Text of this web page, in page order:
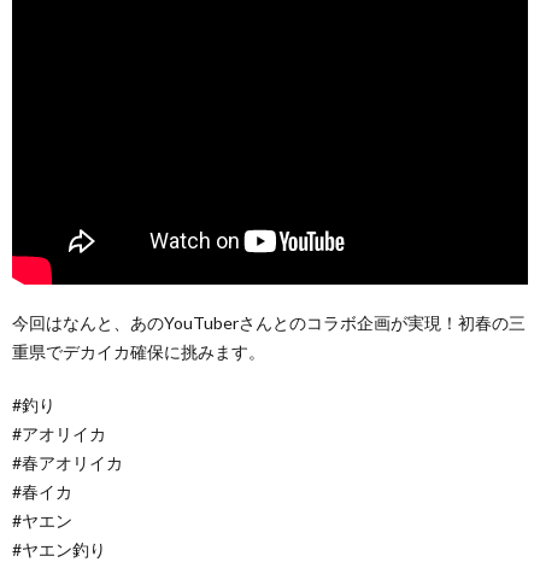
今回はなんと、あのYouTuberさんとのコラボ企画が実現！初春の三
重県でデカイカ確保に挑みます。
#釣り
#アオリイカ
#春アオリイカ
#春イカ
#ヤエン
#ヤエン釣り